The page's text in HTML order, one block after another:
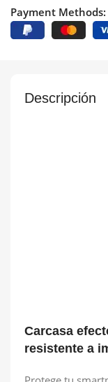
Payment Methods:
Descripción
Carcasa
resistente a